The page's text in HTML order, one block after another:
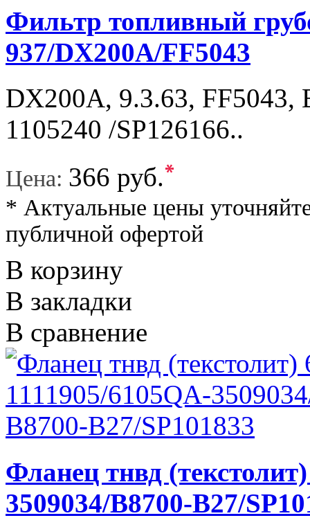
Фильтр топливный
937/DХ200A/FF5043
DХ200А, 9.3.63, FF5043,
1105240 /SP126166..
Цена: 366 руб.*
* Актуальные цены
публичной офертой
В корзину
В закладки
В сравнение
Фланец тнвд
3509034/В8700-В27/